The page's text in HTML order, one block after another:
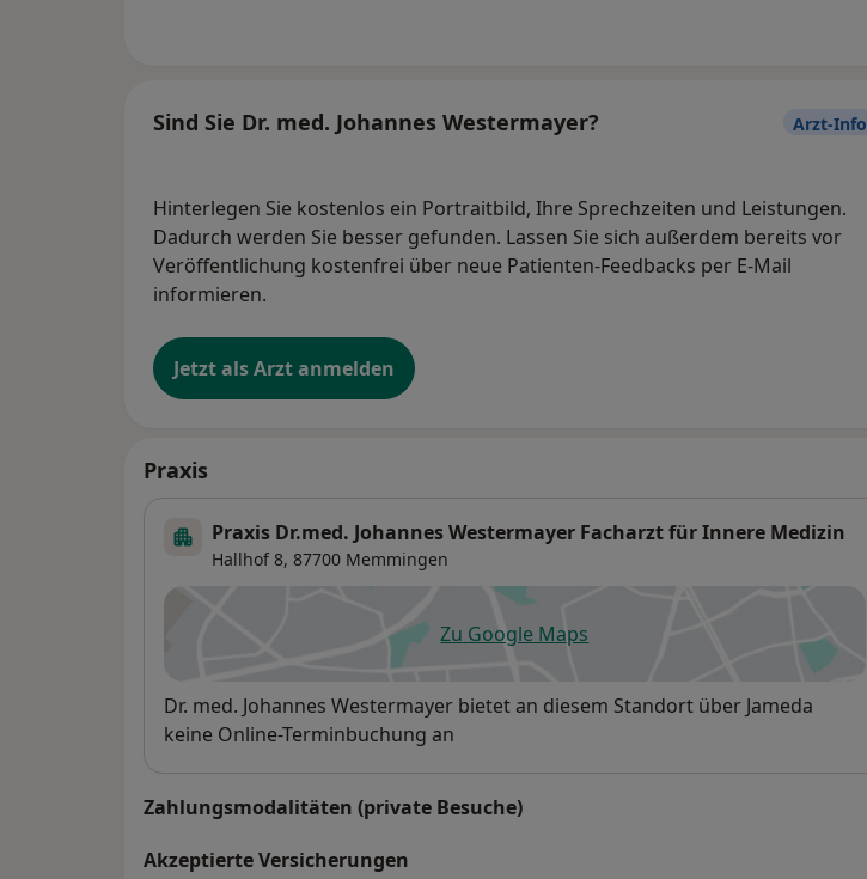
Sind Sie Dr. med. Johannes Westermayer? Arzt-Info
Hinterlegen Sie kostenlos ein Portraitbild, Ihre Sprechzeiten und Leistungen.
Dadurch werden Sie besser gefunden. Lassen Sie sich außerdem bereits vor
Veröffentlichung kostenfrei über neue Patienten-Feedbacks per E-Mail
informieren.
Jetzt als Arzt anmelden
Praxis
Praxis Dr.med. Johannes Westermayer Facharzt für Innere Medizin
Hallhof 8, 87700 Memmingen
Zu Google Mapsöffnet in einer neuen Registerkarte
Verfügbarkeit
Dr. med. Johannes Westermayer bietet an diesem Standort über Jameda
keine Online-Terminbuchung an
Zahlungsmodalitäten (private Besuche)
Akzeptierte Versicherungen